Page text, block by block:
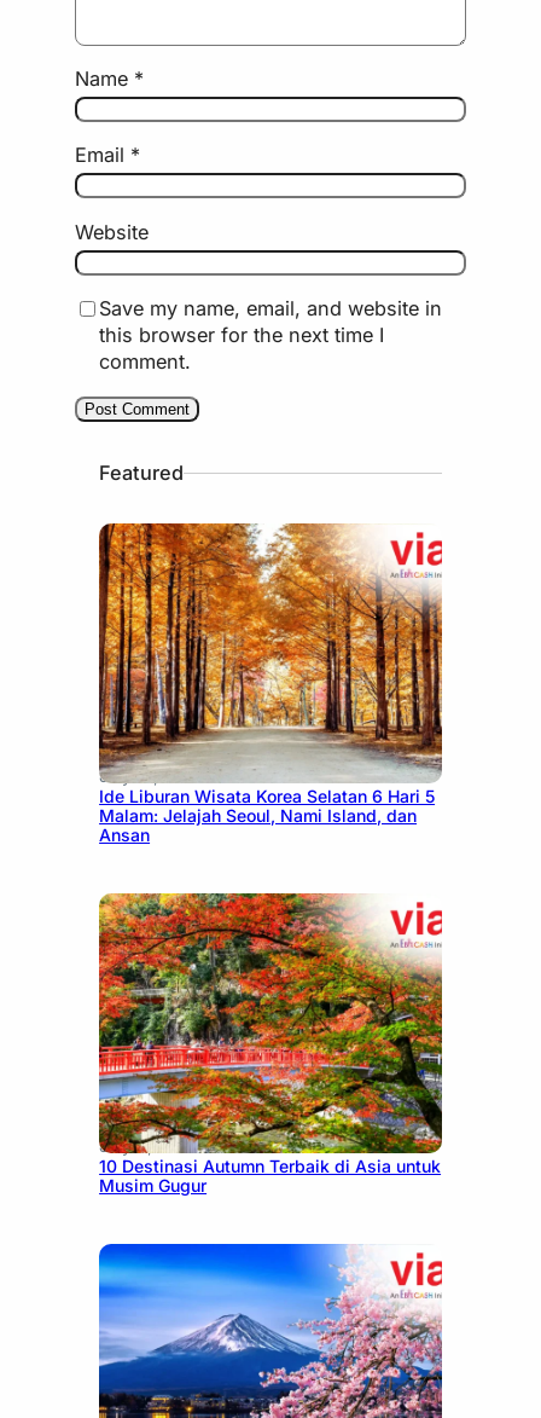
Name *
Email *
Website
Save my name, email, and website in
this browser for the next time I
comment.
Featured
July 15, 2026
Ide Liburan Wisata Korea Selatan 6 Hari 5
Malam: Jelajah Seoul, Nami Island, dan
Ansan
July 9, 2026
10 Destinasi Autumn Terbaik di Asia untuk
Musim Gugur